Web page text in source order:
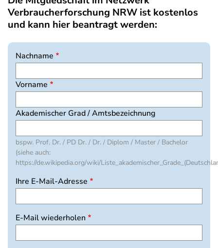
Verbraucherforschung NRW ist kostenlos
und kann hier beantragt werden:
Nachname
Vorname
Akademischer Grad / Amtsbezeichnung
bspw. Prof. Dr. / PD Dr. / Dr. / Diplom / Master / Bachelor
(siehe auch:
https://de.wikipedia.org/wiki/
Ihre
Mail-
Adresse
Ihre E-Mail-Adresse
E-Mail wiederholen